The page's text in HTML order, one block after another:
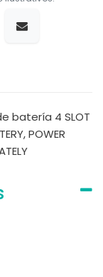
batería 4 SLOT
POWER